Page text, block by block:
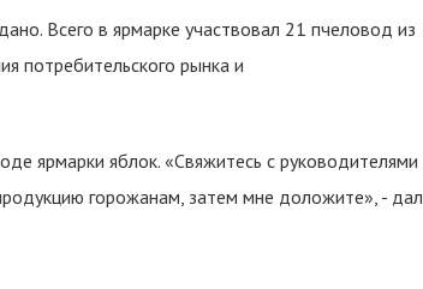
Всего в ярмарке участвовал 21 пчеловод из
потребительского рынка и
ярмарки яблок. «Свяжитесь с руководителями
горожанам, затем мне доложите», - дал